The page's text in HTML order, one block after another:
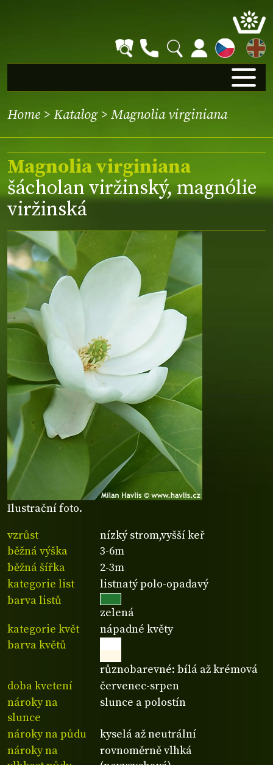
EN
Home > Katalog> Magnolia virginiana
Ilustrační foto.
Magnolia virginiana
šácholan viržinský, magnólie
viržinská
vzrůst
nízký strom,vyšší keř
běžná výška
3-6m
běžná šířka
2-3m
kategorie list
listnatý polo-opadavý
barva listů
zelená
kategorie květ
nápadné květy
barva květů
různobarevné: bílá až krémová
doba kvetení
červenec-srpen
nároky na
slunce
slunce a polostín
nároky na půdu
kyselá až neutrální
nároky na
rovnoměrně vlhká